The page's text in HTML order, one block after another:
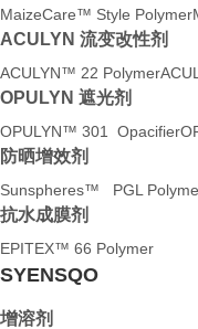
MaizeCare™ Style Polymer
ACULYN 流变改性剂
ACULYN™ 22 Polymer
OPULYN 遮光剂
OPULYN™ 301 Opacifier
防晒增效剂
Sunspheres™ PGL
抗水成膜剂
EPITEX™ 66 Polymer
SYENSQO
增溶剂